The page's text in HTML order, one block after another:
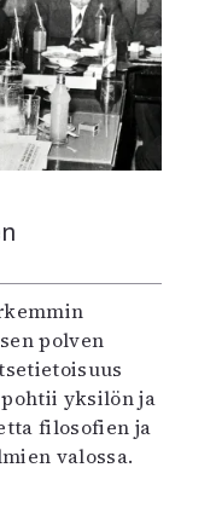
polven
pohtii yksilön ja
filosofien ja
valossa.